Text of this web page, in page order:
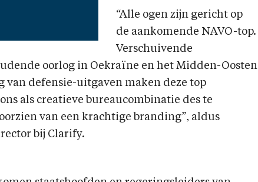
“Alle ogen zijn gericht op
de aankomende NAVO-top.
Verschuivende
oorlog in Oekraïne en het Midden-Oosten
van defensie-uitgaven maken deze top
als creatieve bureaucombinatie des te
van een krachtige branding”, aldus
bij Clarify.